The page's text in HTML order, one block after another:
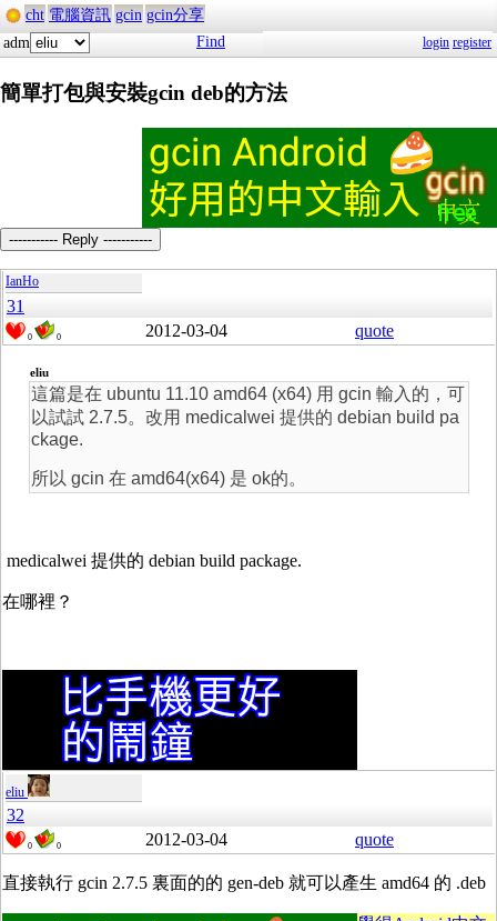
cht 電腦資訊 gcin gcin分享
adm
Find login register
簡單打包與安裝gcin deb的方法
----------- Reply -----------
IanHo
31
0 0 2012-03-04 quote
eliu
這篇是在 ubuntu 11.10 amd64 (x64) 用 gcin 輸入的，可
以試試 2.7.5。改用 medicalwei 提供的 debian build pa
ckage.
所以 gcin 在 amd64(x64) 是 ok的。
medicalwei 提供的 debian build package.
在哪裡？
eliu
32
0 0 2012-03-04 quote
直接執行 gcin 2.7.5 裏面的的 gen-deb 就可以產生 amd64 的 .deb